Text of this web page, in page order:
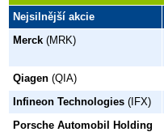
Nejsilnější akcie
Merck (MRK)
Qiagen (QIA)
Infineon Technologies (IFX)
Porsche Automobil Holding